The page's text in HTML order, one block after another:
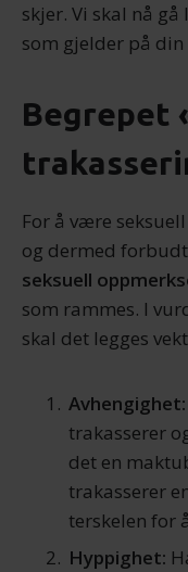
skjer. Vi skal nå
som gjelder på
Begrepet
For å være
og dermed
seksuell
som rammes. I
skal det legges
Avhengighet:
trakasserer
det en
trakasserer
terskelen for
Hyppighet: